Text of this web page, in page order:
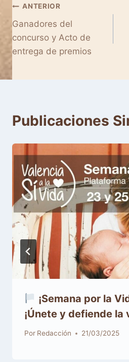
Navegación
de
entradas
ANTERIOR
Ganadores del
concurso y Acto de
Publicaciones
¡Semana por la
¡Únete y defiende la
Por Redacción 21/03/2025